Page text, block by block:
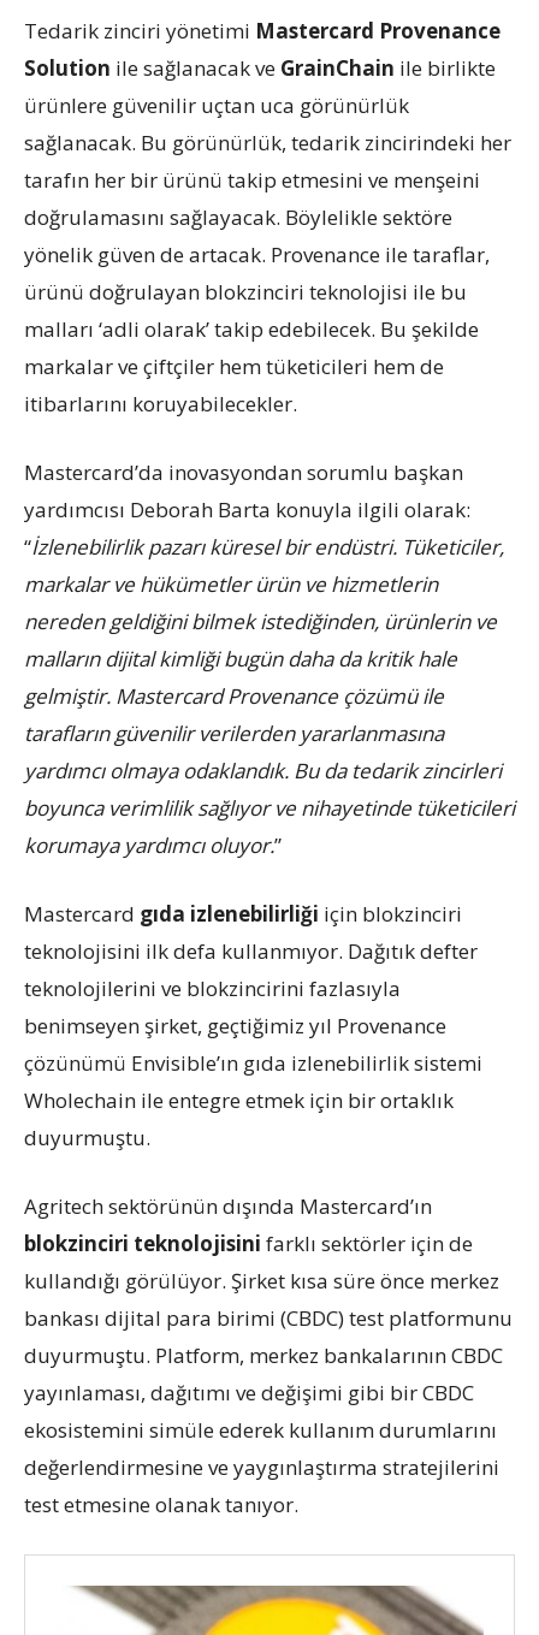
Tedarik zinciri yönetimi Mastercard Provenance
Solution ile sağlanacak ve GrainChain ile birlikte
ürünlere güvenilir uçtan uca görünürlük
sağlanacak. Bu görünürlük, tedarik zincirindeki her
tarafın her bir ürünü takip etmesini ve menşeini
doğrulamasını sağlayacak. Böylelikle sektöre
yönelik güven de artacak. Provenance ile taraflar,
ürünü doğrulayan blokzinciri teknolojisi ile bu
malları ‘adli olarak’ takip edebilecek. Bu şekilde
markalar ve çiftçiler hem tüketicileri hem de
itibarlarını koruyabilecekler.
Mastercard’da inovasyondan sorumlu başkan
yardımcısı Deborah Barta konuyla ilgili olarak:
“İzlenebilirlik pazarı küresel bir endüstri. Tüketiciler,
markalar ve hükümetler ürün ve hizmetlerin
nereden geldiğini bilmek istediğinden, ürünlerin ve
malların dijital kimliği bugün daha da kritik hale
gelmiştir. Mastercard Provenance çözümü ile
tarafların güvenilir verilerden yararlanmasına
yardımcı olmaya odaklandık. Bu da tedarik zincirleri
boyunca verimlilik sağlıyor ve nihayetinde tüketicileri
korumaya yardımcı oluyor.”
Mastercard gıda izlenebilirliği için blokzinciri
teknolojisini ilk defa kullanmıyor. Dağıtık defter
teknolojilerini ve blokzincirini fazlasıyla
benimseyen şirket, geçtiğimiz yıl Provenance
çözünümü Envisible’ın gıda izlenebilirlik sistemi
Wholechain ile entegre etmek için bir ortaklık
duyurmuştu.
Agritech sektörünün dışında Mastercard’ın
blokzinciri teknolojisini farklı sektörler için de
kullandığı görülüyor. Şirket kısa süre önce merkez
bankası dijital para birimi (CBDC) test platformunu
duyurmuştu. Platform, merkez bankalarının CBDC
yayınlaması, dağıtımı ve değişimi gibi bir CBDC
ekosistemini simüle ederek kullanım durumlarını
değerlendirmesine ve yaygınlaştırma stratejilerini
test etmesine olanak tanıyor.